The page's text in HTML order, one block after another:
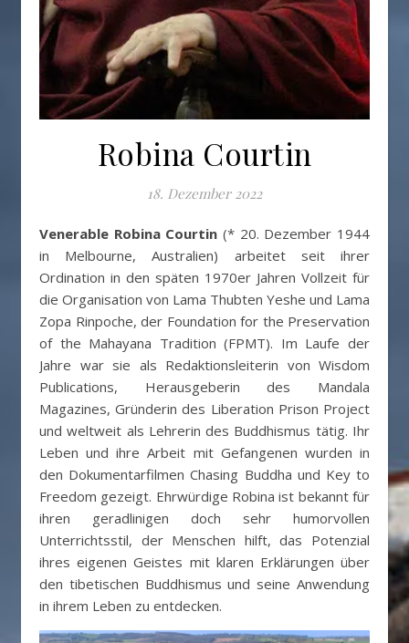
Robina Courtin
18. Dezember 2022
Venerable Robina Courtin (* 20. Dezember 1944
in Melbourne, Australien) arbeitet seit ihrer
Ordination in den späten 1970er Jahren Vollzeit für
die Organisation von Lama Thubten Yeshe und Lama
Zopa Rinpoche, der Foundation for the Preservation
of the Mahayana Tradition (FPMT). Im Laufe der
Jahre war sie als Redaktionsleiterin von Wisdom
Publications, Herausgeberin des Mandala
Magazines, Gründerin des Liberation Prison Project
und weltweit als Lehrerin des Buddhismus tätig. Ihr
Leben und ihre Arbeit mit Gefangenen wurden in
den Dokumentarfilmen Chasing Buddha und Key to
Freedom gezeigt. Ehrwürdige Robina ist bekannt für
ihren geradlinigen doch sehr humorvollen
Unterrichtsstil, der Menschen hilft, das Potenzial
ihres eigenen Geistes mit klaren Erklärungen über
den tibetischen Buddhismus und seine Anwendung
in ihrem Leben zu entdecken.